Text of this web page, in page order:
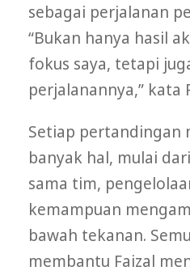
sebagai perjalanan
“Bukan hanya hasil
fokus saya, tetapi
perjalanannya,” kata
Setiap pertandingan
banyak hal, mulai
sama tim,
kemampuan
bawah tekanan.
membantu Faizal